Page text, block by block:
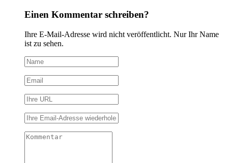
Einen Kommentar schreiben?
Ihre E-Mail-Adresse wird nicht veröffentlicht. Nur Ihr Name
ist zu sehen.